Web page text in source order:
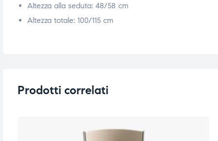
Altezza alla seduta: 48/58 cm
Altezza totale: 100/115 cm
Prodotti correlati